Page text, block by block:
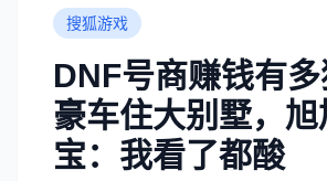
搜狐游戏
DNF号商赚钱有
豪车住大别墅，旭
宝：我看了都酸